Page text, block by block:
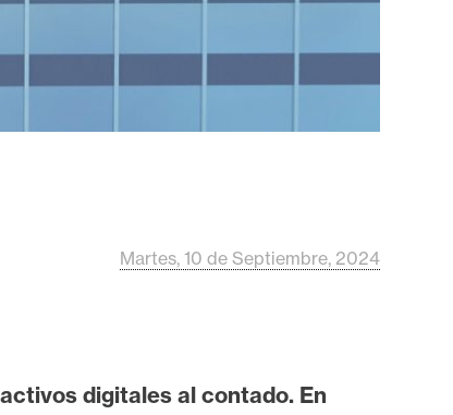
Martes, 10 de Septiembre, 2024
digitales al contado. En